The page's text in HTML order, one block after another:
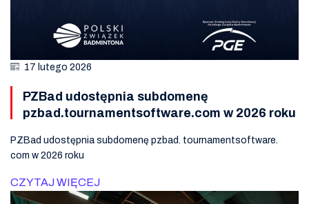
17 lutego 2026
PZBad udostępnia subdomenę
pzbad.tournamentsoftware.com w 2026 roku
PZBad udostępnia subdomenę pzbad. tournamentsoftware.
com w 2026 roku
CZYTAJ WIĘCEJ